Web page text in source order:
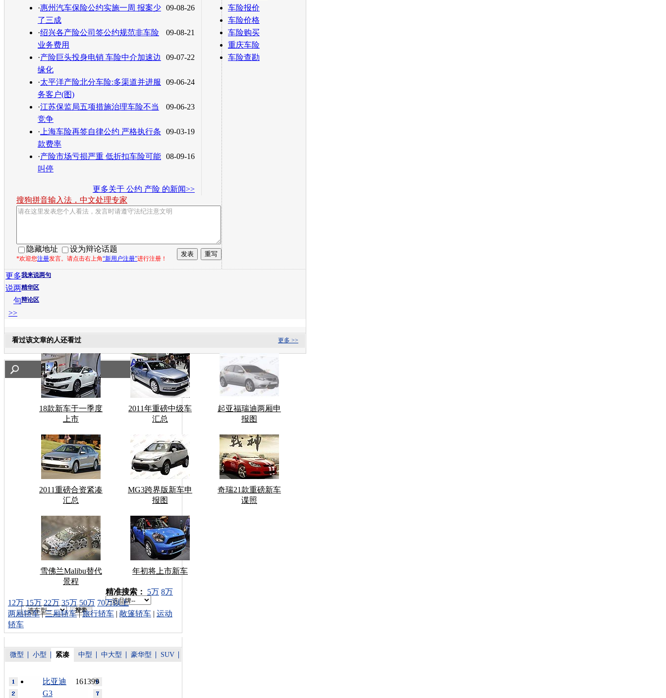
09-08-26
·惠州汽车保险公约实施一周 报案少
了三成
09-08-21
·绍兴各产险公司签公约规范非车险
业务费用
09-07-22
·产险巨头投身电销 车险中介加速边
缘化
09-06-24
·太平洋产险北分车险:多渠道并进服
务客户(图)
09-06-23
·江苏保监局五项措施治理车险不当
竞争
09-03-19
· 上海车险再签自律公约 严格执行条
款费率
08-09-16
·产险市场亏损严重 低折扣车险可能
叫停
更多关于 公约 产险 的新闻>>
车险报价
车险价格
车险购买
重庆车险
车险查勘
搜狗拼音输入法，中文处理专家
隐藏地址 设为辩论话题
*欢迎您注册发言。请点击右上角“新用户注册”进行注册！
我来说两句
精华区
辩论区
更多
说两
句
>>
更多 >>
看过该文章的人还看过
18款新车于一季度
上市
2011年重磅中级车
汇总
起亚福瑞迪两厢申
报图
2011重磅合资紧凑
汇总
MG3跨界版新车申
报图
奇瑞21款重磅新车
谍照
雪佛兰Malibu替代
景程
年初将上市新车
车型搜索：
精准搜索： 5万 8万
12万 15万 22万 35万 50万 70万以上
两厢轿车|三厢轿车|旅行轿车 | 敞篷轿车 | 运动
轿车
微型 小型 紧凑 中型 中大型 豪华型 SUV
161399
比亚迪
G3